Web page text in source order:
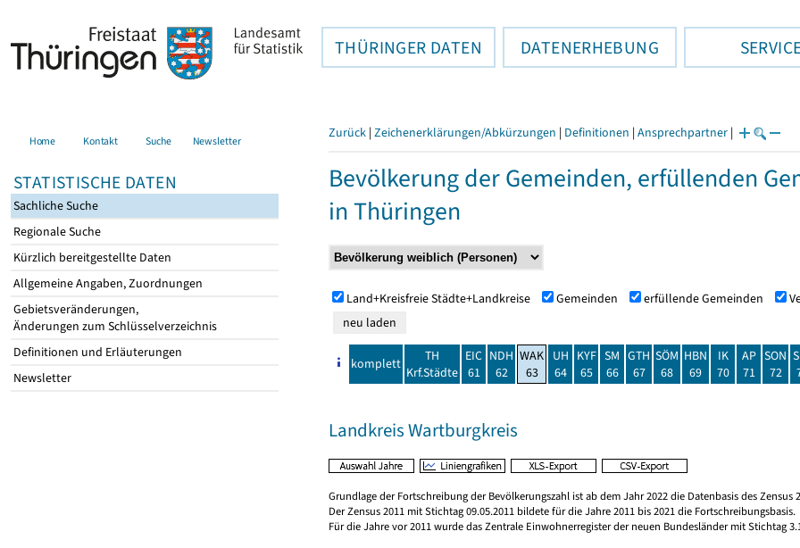
THÜRINGER DATEN DATENERHEBUNG
Home Kontakt Suche Newsletter
STATISTISCHE DATEN
Sachliche Suche
Regionale Suche
Kürzlich bereitgestellte Daten
Allgemeine Angaben, Zuordnungen
Gebietsveränderungen,
Änderungen zum Schlüsselverzeichnis
Definitionen und Erläuterungen
Newsletter
Zurück | Zeichenerklärungen/Abkürzungen | Definitionen | Ansprechpartner |
Bevölkerung der Gemeinden, erfüllenden
in Thüringen
Land+Kreisfreie Städte+Landkreise Gemeinden erfüllende Gemeinden
komplett
TH
Krf.Städte
EIC
61
NDH
62
WAK
63
UH
64
KYF
65
SM
66
GTH
67
SÖM
68
HBN
69
IK
70
AP
71
SON
72
Landkreis Wartburgkreis
Grundlage der Fortschreibung der Bevölkerungszahl ist ab dem Jahr 2022 die Datenbasis des Zensus
Der Zensus 2011 mit Stichtag 09.05.2011 bildete für die Jahre 2011 bis 2021 die Fortschreibungsbasis.
Für die Jahre vor 2011 wurde das Zentrale Einwohnerregister der neuen Bundesländer mit Stichtag